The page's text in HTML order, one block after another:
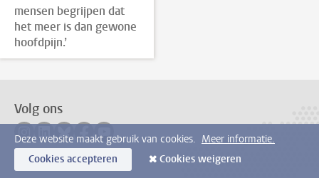
mensen begrijpen dat
het meer is dan gewone
hoofdpijn.’
Volg ons
Deze website maakt gebruik van cookies. Meer informatie.
Cookies accepteren
Cookies weigeren